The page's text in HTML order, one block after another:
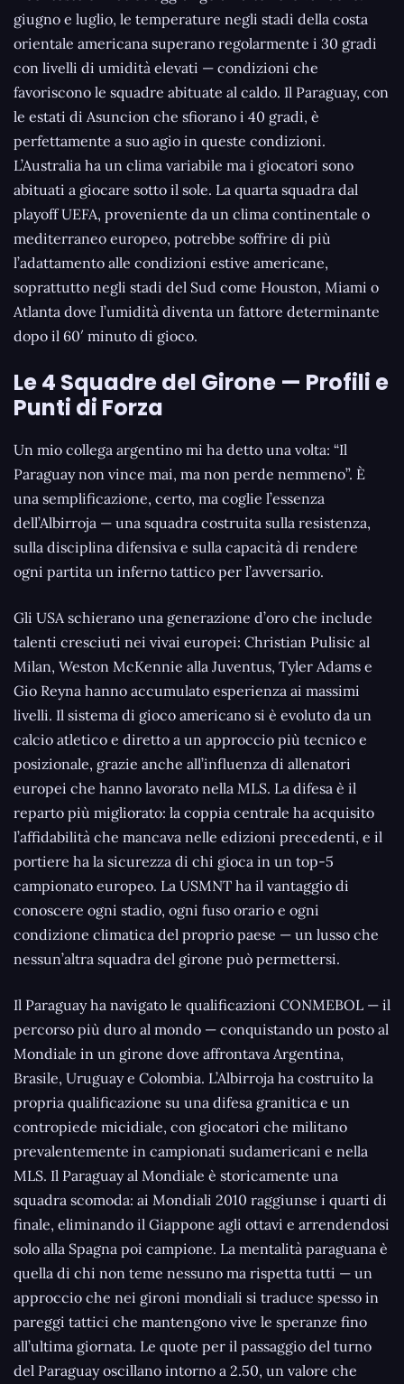
giugno e luglio, le temperature negli stadi della costa
orientale americana superano regolarmente i 30 gradi
con livelli di umidità elevati — condizioni che
favoriscono le squadre abituate al caldo. Il Paraguay, con
le estati di Asuncion che sfiorano i 40 gradi, è
perfettamente a suo agio in queste condizioni.
L’Australia ha un clima variabile ma i giocatori sono
abituati a giocare sotto il sole. La quarta squadra dal
playoff UEFA, proveniente da un clima continentale o
mediterraneo europeo, potrebbe soffrire di più
l’adattamento alle condizioni estive americane,
soprattutto negli stadi del Sud come Houston, Miami o
Atlanta dove l’umidità diventa un fattore determinante
dopo il 60′ minuto di gioco.
Le 4 Squadre del Girone — Profili e
Punti di Forza
Un mio collega argentino mi ha detto una volta: “Il
Paraguay non vince mai, ma non perde nemmeno”. È
una semplificazione, certo, ma coglie l’essenza
dell’Albirroja — una squadra costruita sulla resistenza,
sulla disciplina difensiva e sulla capacità di rendere
ogni partita un inferno tattico per l’avversario.
Gli USA schierano una generazione d’oro che include
talenti cresciuti nei vivai europei: Christian Pulisic al
Milan, Weston McKennie alla Juventus, Tyler Adams e
Gio Reyna hanno accumulato esperienza ai massimi
livelli. Il sistema di gioco americano si è evoluto da un
calcio atletico e diretto a un approccio più tecnico e
posizionale, grazie anche all’influenza di allenatori
europei che hanno lavorato nella MLS. La difesa è il
reparto più migliorato: la coppia centrale ha acquisito
l’affidabilità che mancava nelle edizioni precedenti, e il
portiere ha la sicurezza di chi gioca in un top-5
campionato europeo. La USMNT ha il vantaggio di
conoscere ogni stadio, ogni fuso orario e ogni
condizione climatica del proprio paese — un lusso che
nessun’altra squadra del girone può permettersi.
Il Paraguay ha navigato le qualificazioni CONMEBOL — il
percorso più duro al mondo — conquistando un posto al
Mondiale in un girone dove affrontava Argentina,
Brasile, Uruguay e Colombia. L’Albirroja ha costruito la
propria qualificazione su una difesa granitica e un
contropiede micidiale, con giocatori che militano
prevalentemente in campionati sudamericani e nella
MLS. Il Paraguay al Mondiale è storicamente una
squadra scomoda: ai Mondiali 2010 raggiunse i quarti di
finale, eliminando il Giappone agli ottavi e arrendendosi
solo alla Spagna poi campione. La mentalità paraguana è
quella di chi non teme nessuno ma rispetta tutti — un
approccio che nei gironi mondiali si traduce spesso in
pareggi tattici che mantengono vive le speranze fino
all’ultima giornata. Le quote per il passaggio del turno
del Paraguay oscillano intorno a 2.50, un valore che